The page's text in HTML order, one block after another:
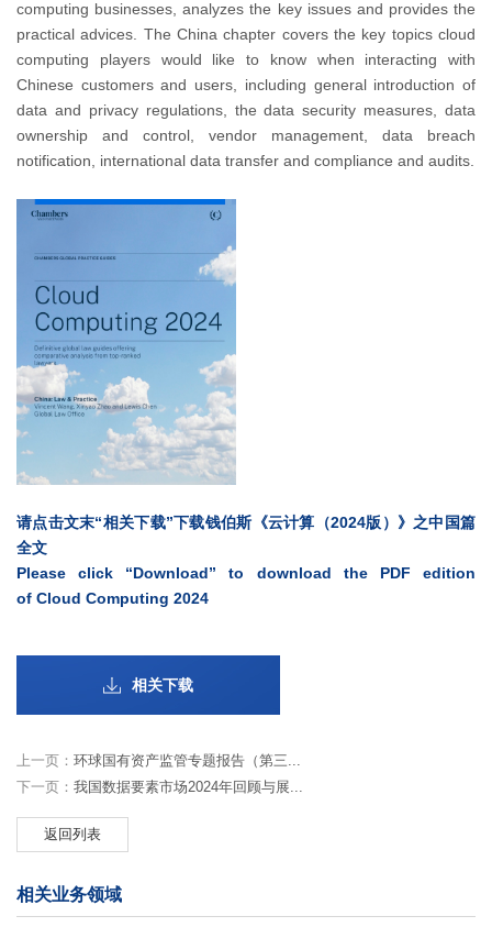
computing businesses, analyzes the key issues and provides the
practical advices. The China chapter covers the key topics cloud
computing players would like to know when interacting with
Chinese customers and users, including general introduction of
data and privacy regulations, the data security measures, data
ownership and control, vendor management, data breach
notification, international data transfer and compliance and audits.
请点击文末“相关下载”下载钱伯斯《云计算（2024版）》之中国篇
全文
Please click “Download” to download the PDF edition
of Cloud Computing 2024
相关下载
上一页： 环球国有资产监管专题报告（第三...
下一页： 我国数据要素市场2024年回顾与展...
返回列表
相关业务领域